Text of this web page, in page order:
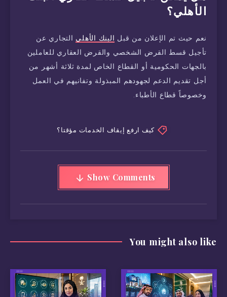
الأهلي؟
نعم حيث تم الإعلان من قبل البنك الأهلي التجاري عن
تأجيل قسط القرض الشخصي والقرض العقاري للعاملين
بالجهات الحكومية أو القطاع الخاص لمدة ثلاثة أشهر من
أجل تقديم الدعم لجهودهم المبذولة وتفانيهم في العمل
وخصوصاً قطاع الأطباء.
كيف ارفع إيقاف الخدمات مؤقتا؟
Show Comments
You might also like